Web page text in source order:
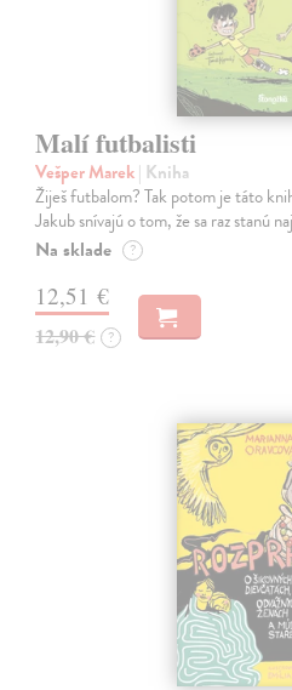
Malí futbalisti
Vešper Marek| Kniha
Žiješ futbalom? Tak potom je táto
Jakub snívajú o tom, že sa raz stanú
Na sklade ?
12,51 €
12,90 € ?